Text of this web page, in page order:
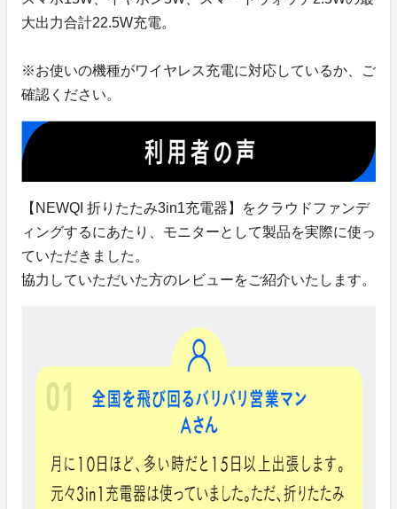
大出力合計22.5W充電。
※お使いの機種がワイヤレス充電に対応しているか、ご
確認ください。
【NEWQI 折りたたみ3in1充電器】をクラウドファンデ
ィングするにあたり、モニターとして製品を実際に使っ
ていただきました。
協力していただいた方のレビューをご紹介いたします。